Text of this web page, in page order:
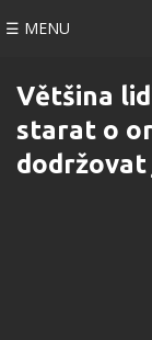
☰ MENU
Většina
starat o
dodržovat